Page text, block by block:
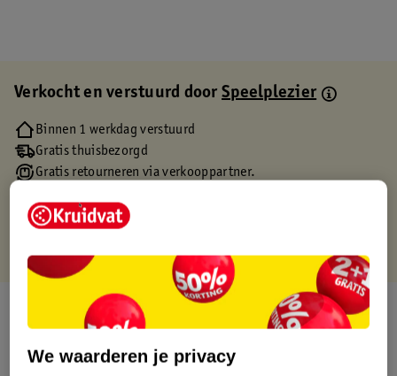
Verkocht en verstuurd doorSpeelplezier
Binnen 1 werkdag verstuurd
Gratis thuisbezorgd
Gratis retourneren via verkooppartner.
Over dit product
Productinformatie
We waarderen je privacy